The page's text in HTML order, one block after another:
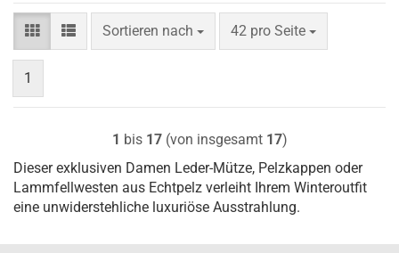
Sortieren nach
Sortieren nach 42 pro Seite
pro Seite
1
1 bis 17(von insgesamt 17)
Dieser exklusiven Damen Leder-Mütze, Pelzkappen oder
Lammfellwesten aus Echtpelz verleiht Ihrem Winteroutfit
eine unwiderstehliche luxuriöse Ausstrahlung.